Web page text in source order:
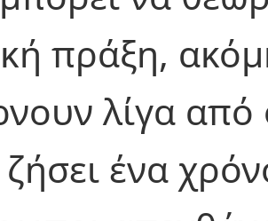
πράξη,
λίγα
ζήσει ένα